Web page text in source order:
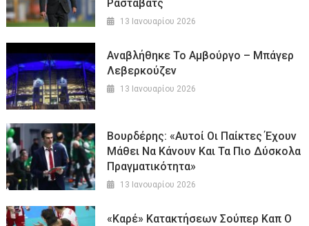
Ράσταβατς
13 Ιανουαρίου 2026
Αναβλήθηκε Το Αμβούργο – Μπάγερ
Λεβερκούζεν
13 Ιανουαρίου 2026
Βουρδέρης: «Αυτοί Οι Παίκτες Έχουν
Μάθει Να Κάνουν Και Τα Πιο Δύσκολα
Πραγματικότητα»
13 Ιανουαρίου 2026
«Καρέ» Κατακτήσεων Σούπερ Καπ Ο